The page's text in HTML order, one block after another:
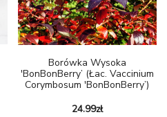
Borówka Wysoka
'BonBonBerry’ (Łac. Vaccinium
Corymbosum 'BonBonBerry’)
24.99zł